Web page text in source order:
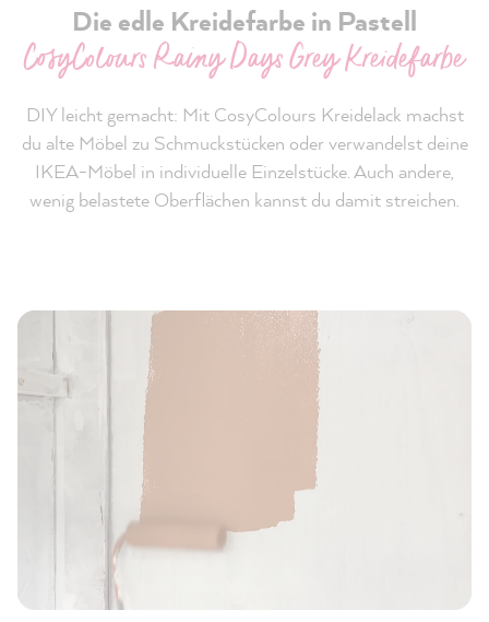
Die edle Kreidefarbe in Pastell
CosyColours Rainy Days Grey Kreidefarbe
DIY leicht gemacht: Mit CosyColours Kreidelack machst
du alte Möbel zu Schmuckstücken oder verwandelst deine
IKEA-Möbel in individuelle Einzelstücke. Auch andere,
wenig belastete Oberflächen kannst du damit streichen.